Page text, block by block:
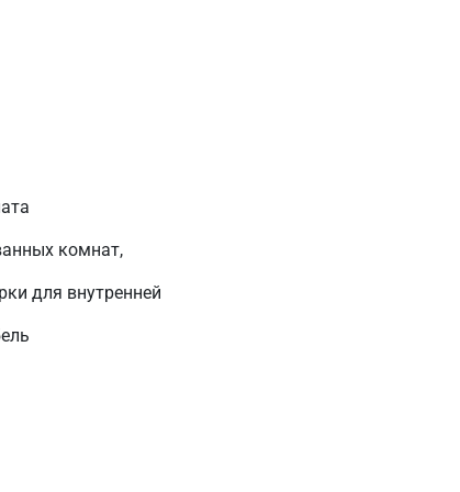
комнат,
для внутренней